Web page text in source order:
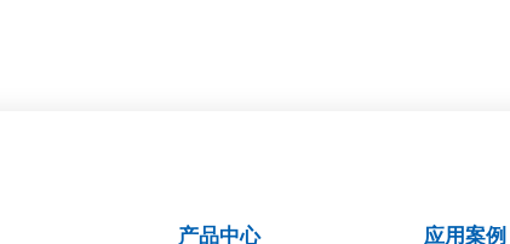
产品中心 应用案例